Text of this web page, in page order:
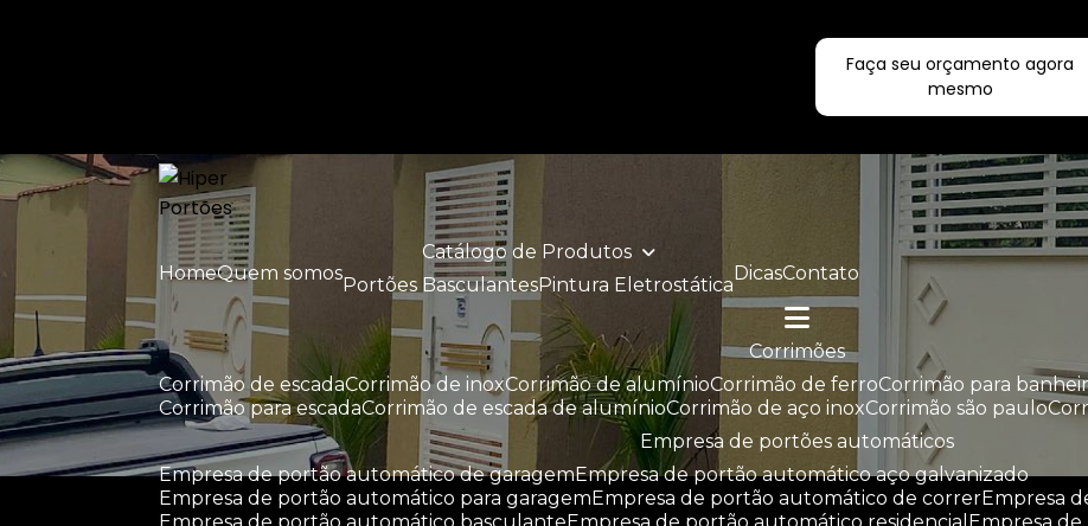
Faça seu orçamento agora
mesmo
Home Quem somos
Catálogo de Produtos
Portões Basculantes
Pintura Eletrostática
Dicas Contato
corrimões
corrimão de escada corrimão de inox corrimão de alumínio corrimão de ferro corrimão para
corrimão para escada corrimão de escada de alumínio corrimão de aço inox corrimão são paulo
empresa de portões automáticos
empresa de portão automático de garagem empresa de portão automático aço galvanizado
empresa de portão automático para garagem
empresa de portão automático de correr
empresa